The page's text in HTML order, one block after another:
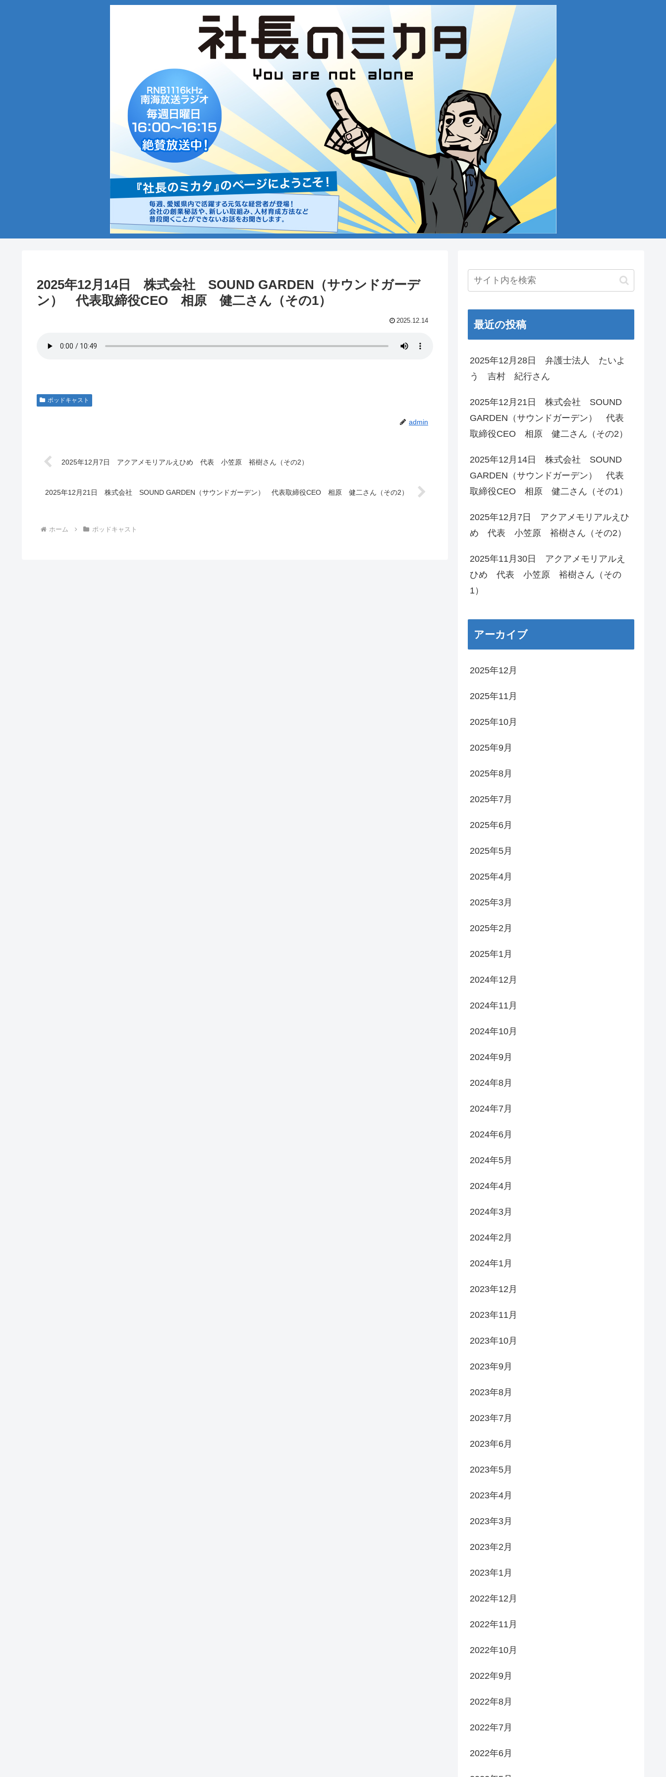
2025年12月14日 株式会社 SOUND GARDEN（サウンドガーデ
ン） 代表取締役CEO 相原 健二さん（その1）
2025.12.14
ポッドキャスト
admin
2025年12月7日 アクアメモリアルえひめ 代表 小笠原 裕樹さん（その2）
2025年12月21日 株式会社 SOUND GARDEN（サウンドガーデン） 代表取締役CEO 相原 健二さん（その2）
ホーム ポッドキャスト
最近の投稿
2025年12月28日 弁護士法人 たいよ
う 吉村 紀行さん
2025年12月21日 株式会社 SOUND
GARDEN（サウンドガーデン） 代表
取締役CEO 相原 健二さん（その2）
2025年12月14日 株式会社 SOUND
GARDEN（サウンドガーデン） 代表
取締役CEO 相原 健二さん（その1）
2025年12月7日 アクアメモリアルえひ
め 代表 小笠原 裕樹さん（その2）
2025年11月30日 アクアメモリアルえ
ひめ 代表 小笠原 裕樹さん（その
1）
アーカイブ
2025年12月
2025年11月
2025年10月
2025年9月
2025年8月
2025年7月
2025年6月
2025年5月
2025年4月
2025年3月
2025年2月
2025年1月
2024年12月
2024年11月
2024年10月
2024年9月
2024年8月
2024年7月
2024年6月
2024年5月
2024年4月
2024年3月
2024年2月
2024年1月
2023年12月
2023年11月
2023年10月
2023年9月
2023年8月
2023年7月
2023年6月
2023年5月
2023年4月
2023年3月
2023年2月
2023年1月
2022年12月
2022年11月
2022年10月
2022年9月
2022年8月
2022年7月
2022年6月